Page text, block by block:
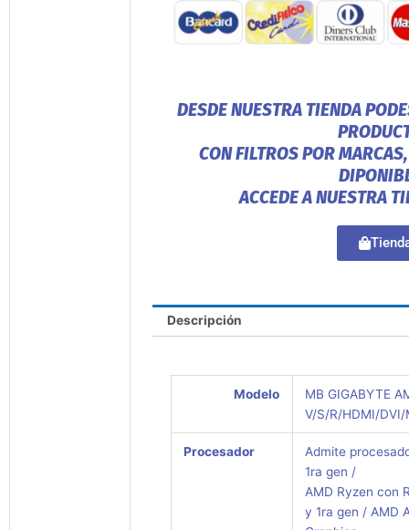
DESDE NUESTRA TIENDA
CON FILTROS POR
ACCEDE A NUESTRA
Descripción
Modelo
MB GIGABYTE
V/S/R/HDMI/
Procesador
Admite
1ra gen /
AMD Ryzen con
y 1ra gen / AMD